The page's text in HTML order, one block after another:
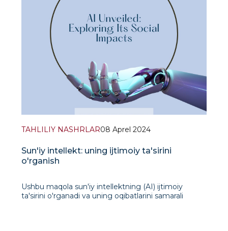
TAHLILIY NASHRLAR08 Aprel 2024
Sun'iy intellekt: uning ijtimoiy ta'sirini
o'rganish
Ushbu maqola sun'iy intellektning (AI) ijtimoiy
ta'sirini o'rganadi va uning oqibatlarini samarali